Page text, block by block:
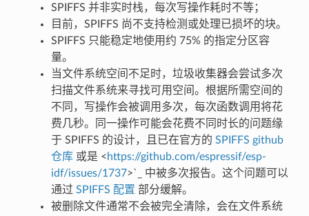
SPIFFS 并非实时栈，每次写操作耗时不等；
目前，SPIFFS 尚不支持检测或处理已损坏的块。
SPIFFS 只能稳定地使用约 75% 的指定分区容
量。
当文件系统空间不足时，垃圾收集器会尝试多次
扫描文件系统来寻找可用空间。根据所需空间的
不同，写操作会被调用多次，每次函数调用将花
费几秒。同一操作可能会花费不同时长的问题缘
于 SPIFFS 的设计，且已在官方的 SPIFFS github
仓库或是 <https://github.com/espressif/esp-
idf/issues/1737>`_ 中被多次报告。这个问题可以
通过 SPIFFS 配置 部分缓解。
被删除文件通常不会被完全清除，会在文件系统